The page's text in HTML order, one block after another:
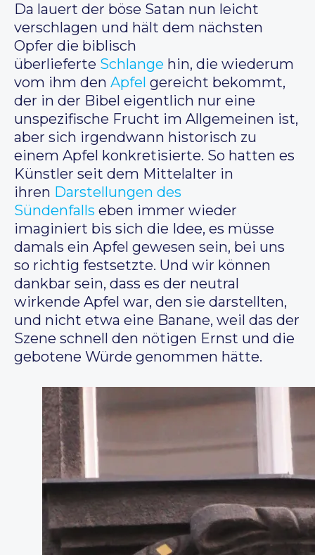
Da lauert der böse Satan nun leicht
verschlagen und hält dem nächsten
Opfer die biblisch
überlieferte Schlange hin, die wiederum
vom ihm den Apfel gereicht bekommt,
der in der Bibel eigentlich nur eine
unspezifische Frucht im Allgemeinen ist,
aber sich irgendwann historisch zu
einem Apfel konkretisierte. So hatten es
Künstler seit dem Mittelalter in
ihren Darstellungen des
Sündenfalls eben immer wieder
imaginiert bis sich die Idee, es müsse
damals ein Apfel gewesen sein, bei uns
so richtig festsetzte. Und wir können
dankbar sein, dass es der neutral
wirkende Apfel war, den sie darstellten,
und nicht etwa eine Banane, weil das der
Szene schnell den nötigen Ernst und die
gebotene Würde genommen hätte.